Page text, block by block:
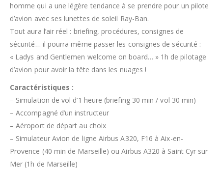
homme qui a une légère tendance à se prendre pour un pilote
d’avion avec ses lunettes de soleil Ray-Ban.
Tout aura l’air réel : briefing, procédures, consignes de
sécurité… il pourra même passer les consignes de sécurité :
« Ladys and Gentlemen welcome on board… » 1h de pilotage
d’avion pour avoir la tête dans les nuages !
Caractéristiques :
– Simulation de vol d’1 heure (briefing 30 min / vol 30 min)
– Accompagné d’un instructeur
– Aéroport de départ au choix
– Simulateur Avion de ligne Airbus A320, F16 à Aix-en-
Provence (40 min de Marseille) ou Airbus A320 à Saint Cyr sur
Mer (1h de Marseille)